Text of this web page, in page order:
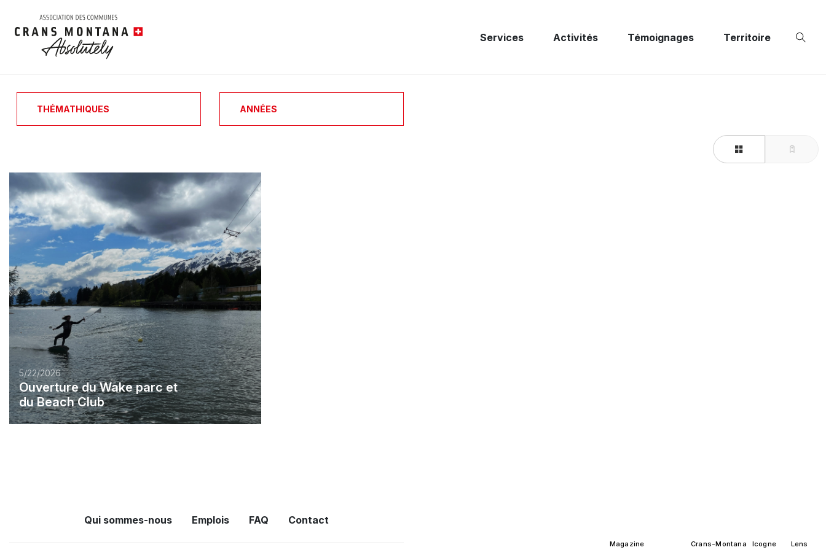
Services Activités Témoignages Territoire
THÉMATHIQUES ANNÉES
5/22/2026
Ouverture du Wake parc et
du Beach Club
Qui sommes-nous Emplois FAQ Contact
Magazine Crans-Montana Icogne Lens